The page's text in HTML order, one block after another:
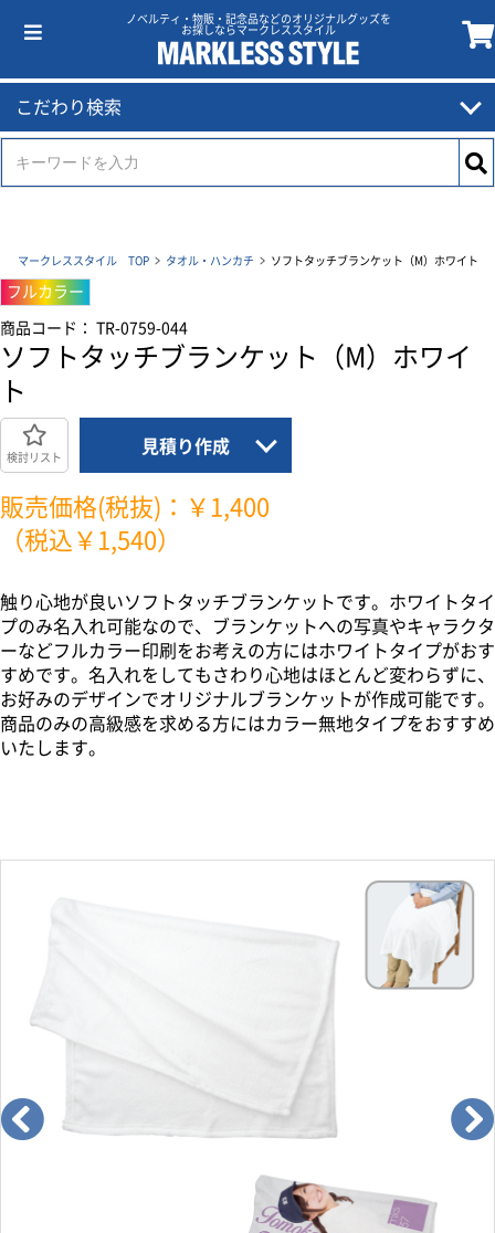
ノベルティ・物販・記念品などのオリジナルグッズを
お探しならマークレススタイル
こだわり検索
マークレススタイル TOP タオル・ハンカチ ソフトタッチブランケット（M）ホワイト
フルカラー
商品コード： TR-0759-044
ソフトタッチブランケット（M）ホワイ
ト
検討リスト
見積り作成
販売価格(税抜)：￥1,400
（税込￥1,540）
触り心地が良いソフトタッチブランケットです。ホワイトタイ
プのみ名入れ可能なので、ブランケットへの写真やキャラクタ
ーなどフルカラー印刷をお考えの方にはホワイトタイプがおす
すめです。名入れをしてもさわり心地はほとんど変わらずに、
お好みのデザインでオリジナルブランケットが作成可能です。
商品のみの高級感を求める方にはカラー無地タイプをおすすめ
いたします。